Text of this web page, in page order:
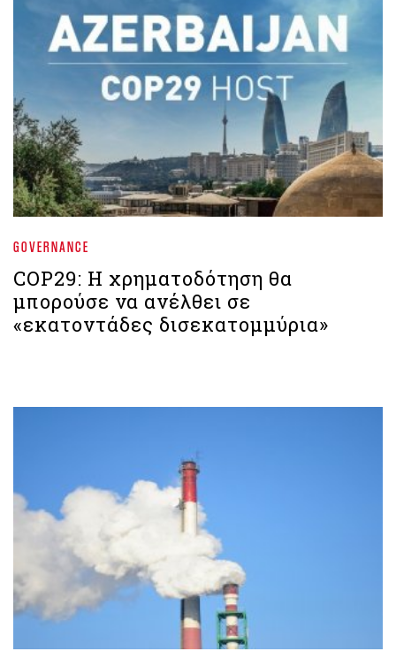
GOVERNANCE
COP29: Η χρηματοδότηση θα
μπορούσε να ανέλθει σε
«εκατοντάδες δισεκατομμύρια»